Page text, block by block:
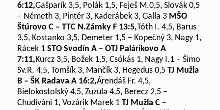
6:12,Gašparík 3,5, Polák 1,5, Feješ M.0,5, Slovák 0,5
– Németh 3, Pintér 3, Kaderábek 3, Galla 3 MŠO
Štúrovo C – TTC N.Zámky F 13:5,Tóth I. 4,5, Barus
3,5, Kostanko 3,5, Demeter 1,5 – Kopečný 3, Nagy 1,
Rácek 1 STO Svodín A – OTJ Palárikovo A
7:11,Kurcz 3,5, Božek 1,5, Csókás 1, Nagy I.1 – Šimo
Sv.R. 4,5, Tomšík 3, Mančík 3, Hegedus 0,5 TJ Mužla
B – ŠK Radava A 16:2,Árendáš Fr. 4,5,
Bielokostolský 4,5, Zuzula 4,5, Berecz 2,5 –
Chudiváni 1, Vozárik Marek 1 TJ Mužla C –